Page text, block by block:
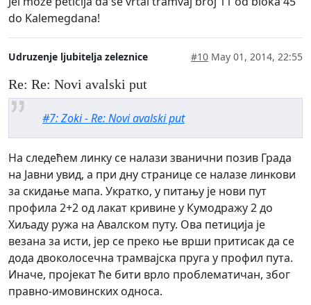
do Kalemegdana!
Udruzenje ljubitelja zeleznice #10 May 01, 2014, 22:55
Re: Re: Novi avalski put
#7: Zoki - Re: Novi avalski put
На следећем линку се налази званични позив Града
на Јавни увид, а при дну странице се налазе линкови
за скидање мапа. Укратко, у питању је нови пут
профила 2+2 од лакат кривине у Кумодражу 2 до
Хиљаду ружа на Авалском путу. Ова петиција је
везана за исти, јер се преко ње врши притисак да се
дода двоколосечна трамвајска пруга у профил пута.
Иначе, пројекат ће бити врло проблематичан, због
правно-имовинских односа.